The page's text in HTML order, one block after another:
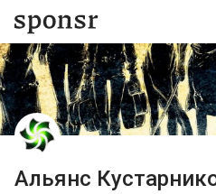
Альянс